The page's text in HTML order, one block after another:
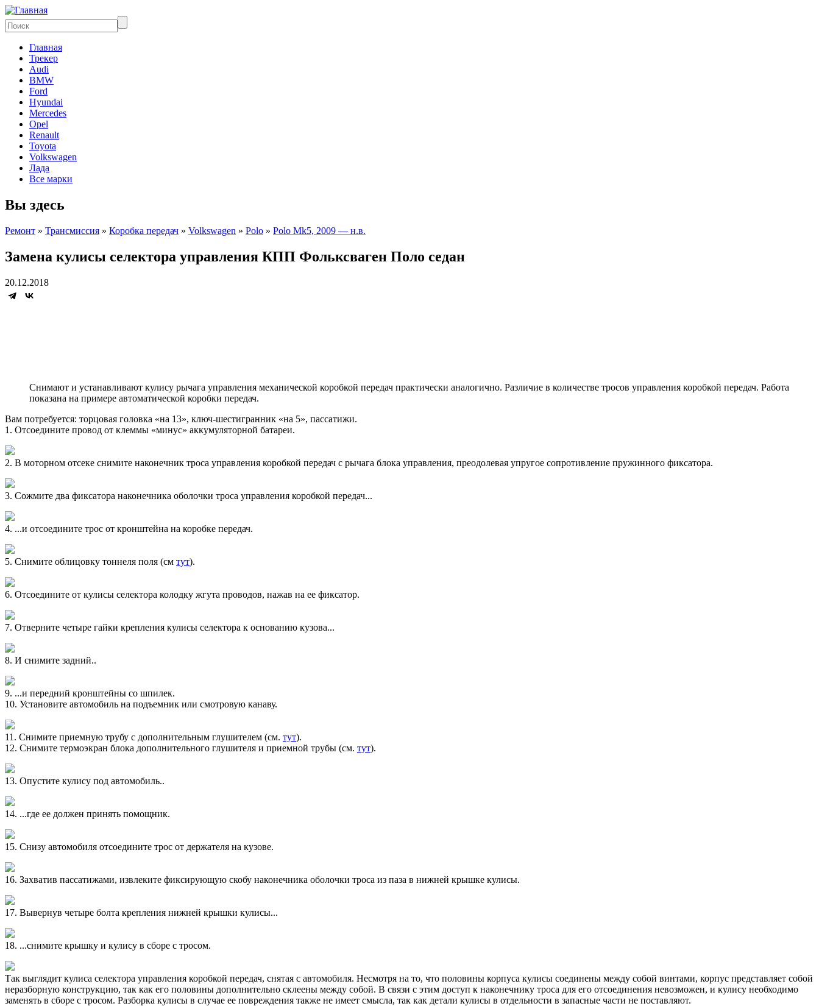
Главная
Трекер
Audi
BMW
Ford
Hyundai
Mercedes
Opel
Renault
Toyota
Volkswagen
Лада
Все марки
Вы здесь
Ремонт » Трансмиссия » Коробка передач » Volkswagen » Polo » Polo Mk5, 2009 — н.в.
Замена кулисы селектора управления КПП Фольксваген Поло седан
20.12.2018
Снимают и устанавливают кулису рычага управления механической коробкой передач практически аналогично. Различие в количестве тросов управления коробкой передач. Работа
показана на примере автоматической коробки передач.
Вам потребуется: торцовая головка «на 13», ключ-шестигранник «на 5», пассатижи.
1. Отсоедините провод от клеммы «минус» аккумуляторной батареи.
2. В моторном отсеке снимите наконечник троса управления коробкой передач с рычага блока управления, преодолевая упругое сопротивление пружинного фиксатора.
3. Сожмите два фиксатора наконечника оболочки троса управления коробкой передач...
4. ...и отсоедините трос от кронштейна на коробке передач.
5. Снимите облицовку тоннеля поля (см тут).
6. Отсоедините от кулисы селектора колодку жгута проводов, нажав на ее фиксатор.
7. Отверните четыре гайки крепления кулисы селектора к основанию кузова...
8. И снимите задний..
9. ...и передний кронштейны со шпилек.
10. Установите автомобиль на подъемник или смотровую канаву.
11. Снимите приемную трубу с дополнительным глушителем (см. тут).
12. Снимите термоэкран блока дополнительного глушителя и приемной трубы (см. тут).
13. Опустите кулису под автомобиль..
14. ...где ее должен принять помощник.
15. Снизу автомобиля отсоедините трос от держателя на кузове.
16. Захватив пассатижами, извлеките фиксирующую скобу наконечника оболочки троса из паза в нижней крышке кулисы.
17. Вывернув четыре болта крепления нижней крышки кулисы...
18. ...снимите крышку и кулису в сборе с тросом.
Так выглядит кулиса селектора управления коробкой передач, снятая с автомобиля. Несмотря на то, что половины корпуса кулисы соединены между собой винтами, корпус представляет собой
неразборную конструкцию, так как его половины дополнительно склеены между собой. В связи с этим доступ к наконечнику троса для его отсоединения невозможен, и кулису необходимо
заменять в сборе с тросом. Разборка кулисы в случае ее повреждения также не имеет смысла, так как детали кулисы в отдельности в запасные части не поставляют.